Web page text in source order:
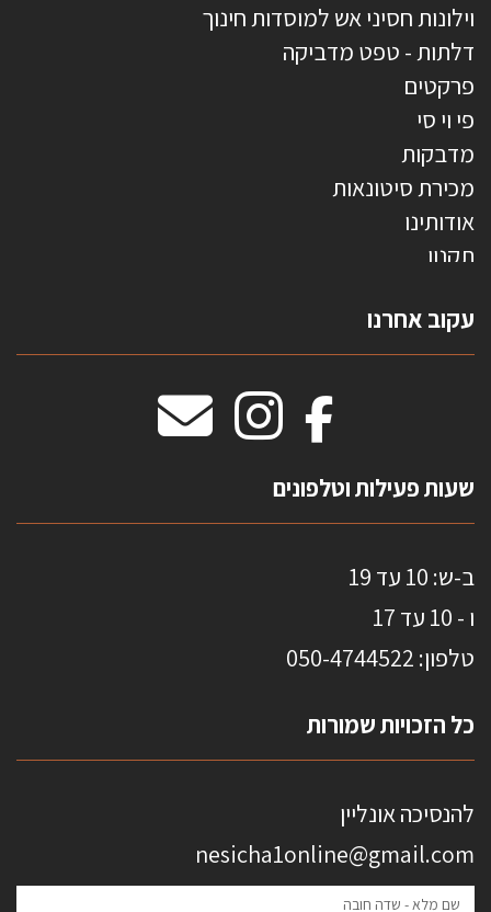
וילונות חסיני אש למוסדות חינוך
דלתות - טפט מדביקה
פרקטים
פי וי סי
מדבקות
מכירת סיטונאות
אודותינו
תקנון
טפטים משולשים
וילונות חסיני אש
מדבקות אנטי סאן
עקוב אחרנו
שעות פעילות וטלפונים
ב-ש: 10 עד 19
ו - 10 עד 17
טלפון: 0 50-4744522
כל הזכויות שמורות
להנסיכה אונליין
nesicha1online@gmail.com